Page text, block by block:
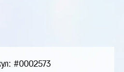
#0002573